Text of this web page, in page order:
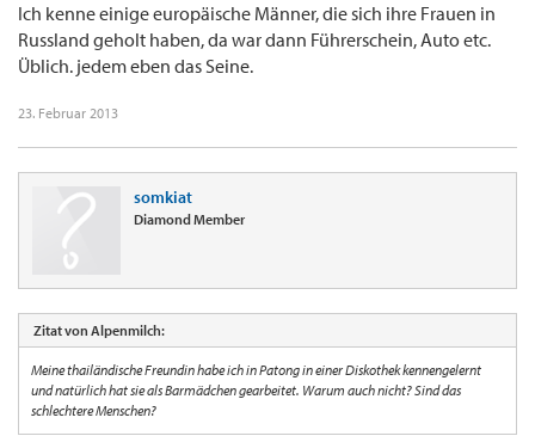
Ich kenne einige europäische Männer, die sich ihre Frauen in
Russland geholt haben, da war dann Führerschein, Auto etc.
Üblich. jedem eben das Seine.
23. Februar 2013
somkiat
Diamond Member
Zitat von Alpenmilch:
Meine thailändische Freundin habe ich in Patong in einer Diskothek kennengelernt
und natürlich hat sie als Barmädchen gearbeitet. Warum auch nicht? Sind das
schlechtere Menschen?